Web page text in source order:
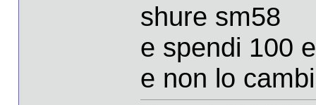
shure sm58
e spendi 100
e non lo